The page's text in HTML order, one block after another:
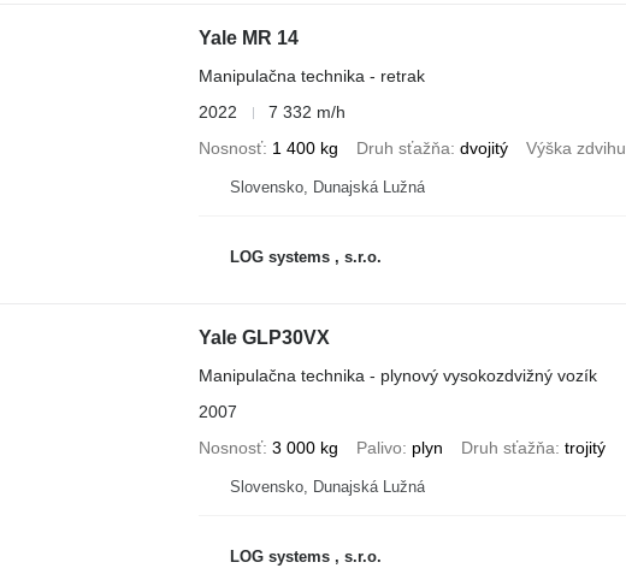
Yale MR 14
Manipulačna technika - retrak
2022
7 332 m/h
Nosnosť 1 400 kg Druh sťažňa dvojitý Výška zdvihu
Slovensko, Dunajská Lužná
LOG systems , s.r.o.
Yale GLP30VX
Manipulačna technika - plynový vysokozdvižný vozík
2007
Nosnosť 3 000 kg Palivo plyn Druh sťažňa trojitý
Slovensko, Dunajská Lužná
LOG systems , s.r.o.